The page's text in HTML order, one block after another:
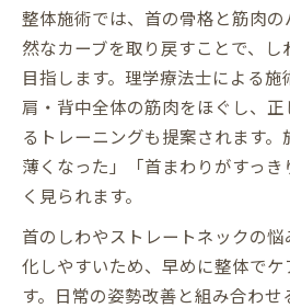
整体施術では、首の骨格と筋肉
然なカーブを取り戻すことで、し
目指します。理学療法士による施
肩・背中全体の筋肉をほぐし、
るトレーニングも提案されます
薄くなった」「首まわりがすっ
く見られます。
首のしわやストレートネックの
化しやすいため、早めに整体で
す。日常の姿勢改善と組み合わせ